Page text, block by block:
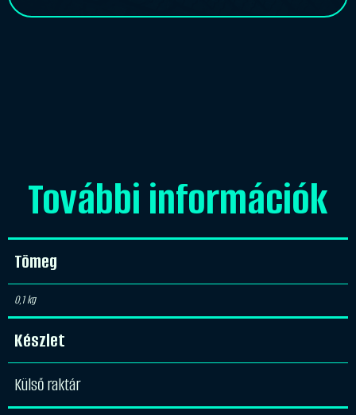
További információk
Tömeg
0,1 kg
Készlet
Külső raktár